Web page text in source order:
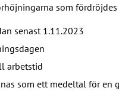
som
senast 1.11.2023
arbetstid
som ett medeltal för